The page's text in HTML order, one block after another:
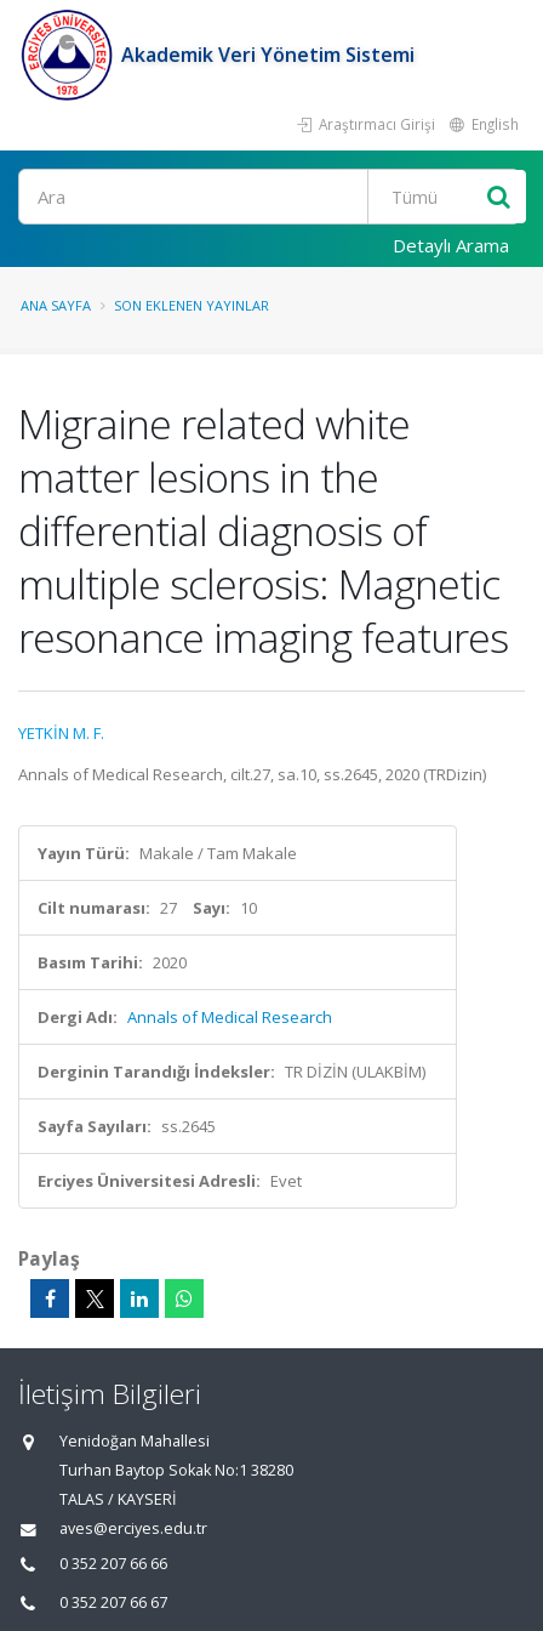
Akademik Veri Yönetim Sistemi
Araştırmacı Girişi English
Ara
Detaylı Arama
ANA SAYFA SON EKLENEN YAYINLAR
Migraine related white
matter lesions in the
differential diagnosis of
multiple sclerosis: Magnetic
resonance imaging features
YETKİN M. F.
Annals of Medical Research, cilt.27, sa.10, ss.2645, 2020 (TRDizin)
Yayın Türü: Makale / Tam Makale
Cilt numarası: 27 Sayı: 10
Basım Tarihi: 2020
Dergi Adı: Annals of Medical Research
Derginin Tarandığı İndeksler: TR DİZİN (ULAKBİM)
Sayfa Sayıları: ss.2645
Erciyes Üniversitesi Adresli: Evet
Paylaş
İletişim Bilgileri
Yenidoğan Mahallesi
Turhan Baytop Sokak No:1 38280
TALAS / KAYSERİ
aves@erciyes.edu.tr
0 352 207 66 66
0 352 207 66 67